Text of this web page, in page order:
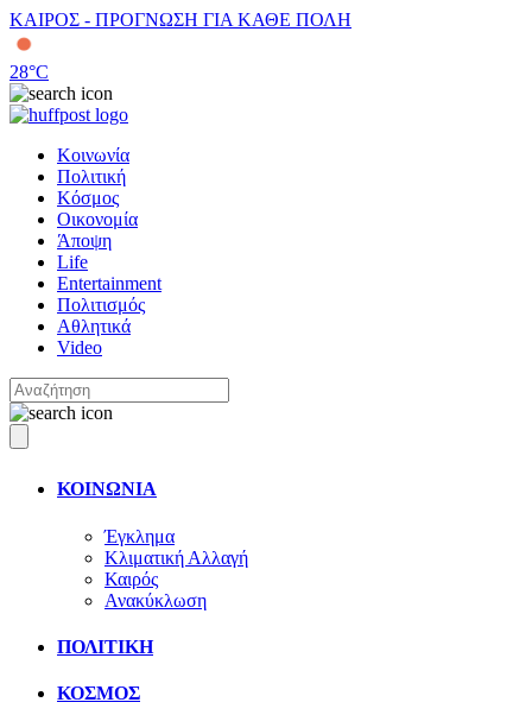
ΚΑΙΡΟΣ - ΠΡΟΓΝΩΣΗ ΓΙΑ ΚΑΘΕ ΠΟΛΗ
28°C
Κοινωνία
Πολιτική
Κόσμος
Οικονομία
Άποψη
Life
Entertainment
Πολιτισμός
Αθλητικά
Video
ΚΟΙΝΩΝΙΑ
Έγκλημα
Κλιματική Αλλαγή
Καιρός
Ανακύκλωση
ΠΟΛΙΤΙΚΗ
ΚΟΣΜΟΣ